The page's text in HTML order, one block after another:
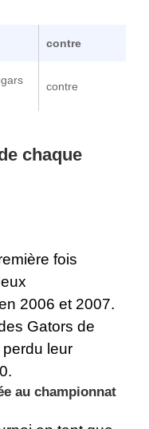
contre
contre
chaque
fois
2006 et 2007.
Gators de
leur
au championnat